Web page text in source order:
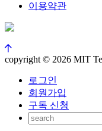
이용약관
copyright © 2026 MIT
로그인
회원가입
구독 신청